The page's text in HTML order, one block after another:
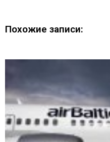
Похожие записи: